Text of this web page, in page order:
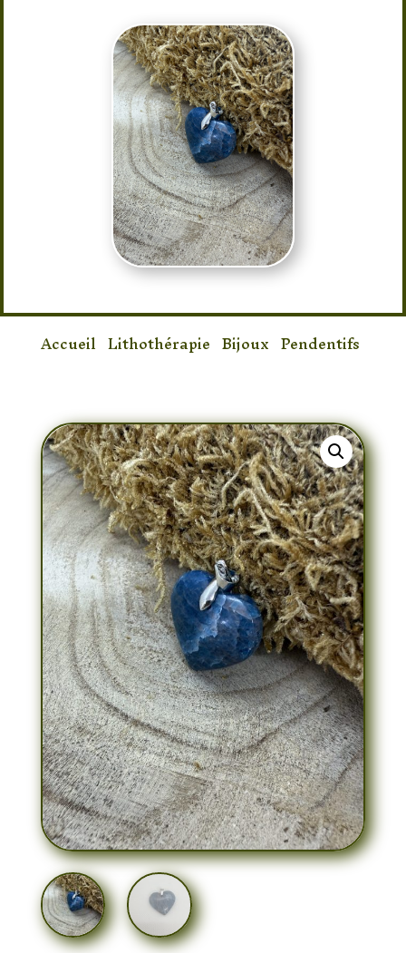
Accueil Lithothérapie Bijoux Pendentifs